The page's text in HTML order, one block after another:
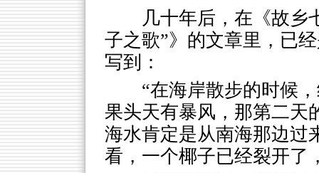
几十年后，在《故乡
子之歌”》的文章里，已
写到：
“在海岸散步的时候
果头天有暴风，那第二
海水肯定是从南海那边过
看，一个椰子已经裂开了